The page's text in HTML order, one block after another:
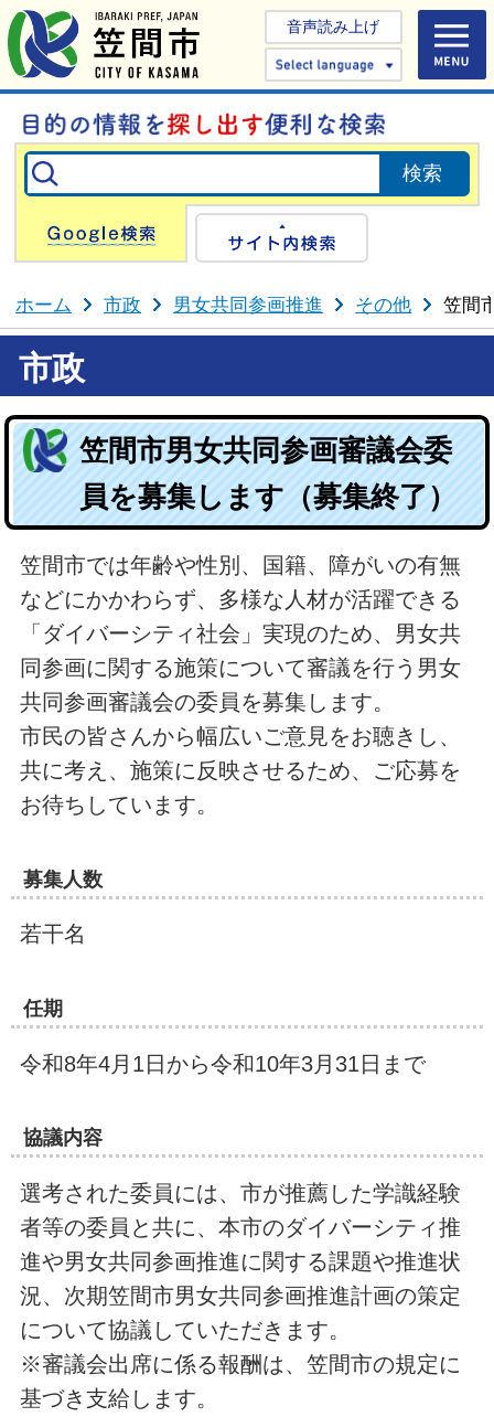
音声読み上げ
Select
Google検索
ホーム 市政 男女共同参画推進 その他 笠間
市政
笠間市男女共同参画審議会委
員を募集します（募集終了）
笠間市では年齢や性別、国籍、障がいの有無
などにかかわらず、多様な人材が活躍できる
「ダイバーシティ社会」実現のため、男女共
同参画に関する施策について審議を行う男女
共同参画審議会の委員を募集します。
市民の皆さんから幅広いご意見をお聴きし、
共に考え、施策に反映させるため、ご応募を
お待ちしています。
募集人数
若干名
任期
令和8年4月1日から令和10年3月31日まで
協議内容
選考された委員には、市が推薦した学識経験
者等の委員と共に、本市のダイバーシティ推
進や男女共同参画推進に関する課題や推進状
況、次期笠間市男女共同参画推進計画の策定
について協議していただきます。
※審議会出席に係る報酬は、笠間市の規定に
基づき支給します。